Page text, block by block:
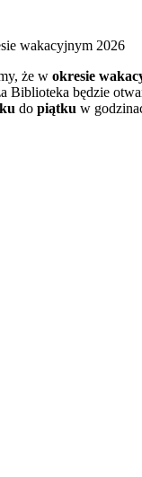
wakacyjnym 2026
że w okresie
Biblioteka będzie
do piątku w